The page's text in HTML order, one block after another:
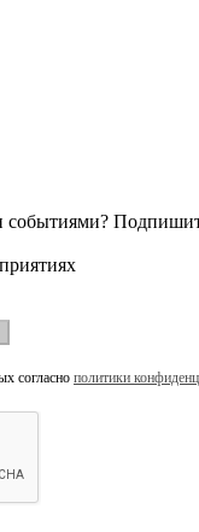
событиями?
согласно политики